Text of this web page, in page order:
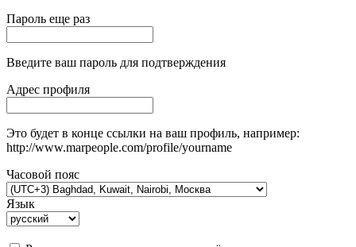
Пароль еще раз
Введите ваш пароль для подтверждения
Адрес профиля
Это будет в конце ссылки на ваш профиль, например:
http://www.marpeople.com/profile/yourname
Часовой пояс
Язык